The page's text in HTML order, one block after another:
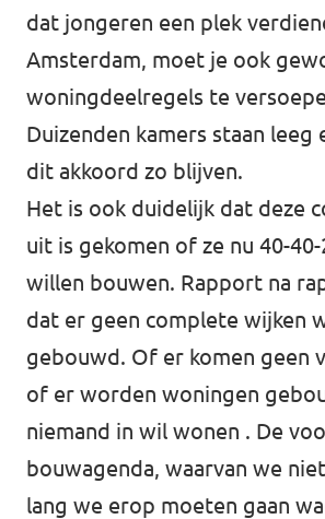
dat jongeren een plek
Amsterdam, moet je ook
woningdeelregels te
Duizenden kamers staan leeg
dit akkoord zo blijven.
Het is ook duidelijk dat deze
uit is gekomen of ze nu 40-
willen bouwen. Rapport na
dat er geen complete wijken
gebouwd. Of er komen geen
of er worden woningen
niemand in wil wonen . De
bouwagenda, waarvan we
lang we erop moeten gaan